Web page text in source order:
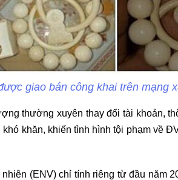
giao bán công khai trên mạng
thường xuyên thay đổi tài khoản,
khăn, khiến tình hình tội phạm về
(ENV) chỉ tính riêng từ đầu năm